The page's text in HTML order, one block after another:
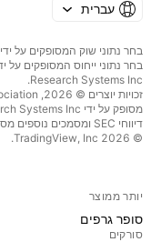
עברית
בחר נתוני שוק המסופקים על ידי
Research Systems Inc.‏
מסופק על ידי FactSet Research Systems Inc. כל הזכויות שמורות.
דיווחי SEC ומסמכים נוספים מסופקים על ידי
© 2026 ‏TradingView, Inc.‏
יותר ממוצר
סופר גרפים
סורקים